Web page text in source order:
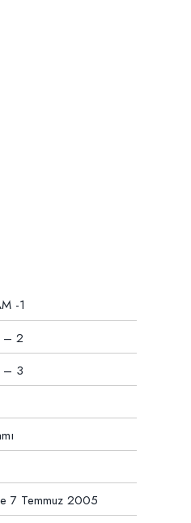
-1
– 2
– 3
7 Temmuz 2005